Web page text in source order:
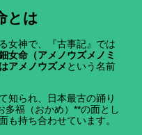
とは
女神で、『古事記』では
女命（アメノウズメノミ
アメノウズメ という名前
知られ、日本最古の踊り
多福（おかめ）**の面とし
も持ち合わせています。